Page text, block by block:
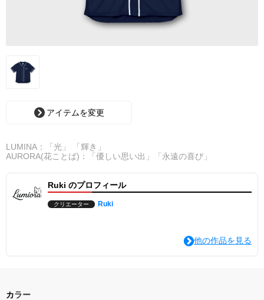
アイテムを変更
LUMINA：「光」 「輝き」
AURORA(花ことば)：「優しい思い出」「永遠の喜び」
Ruki のプロフィール
クリエーター Ruki
他の作品を見る
カラー